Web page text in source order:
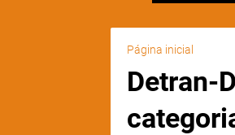
Página inicial
Detran-